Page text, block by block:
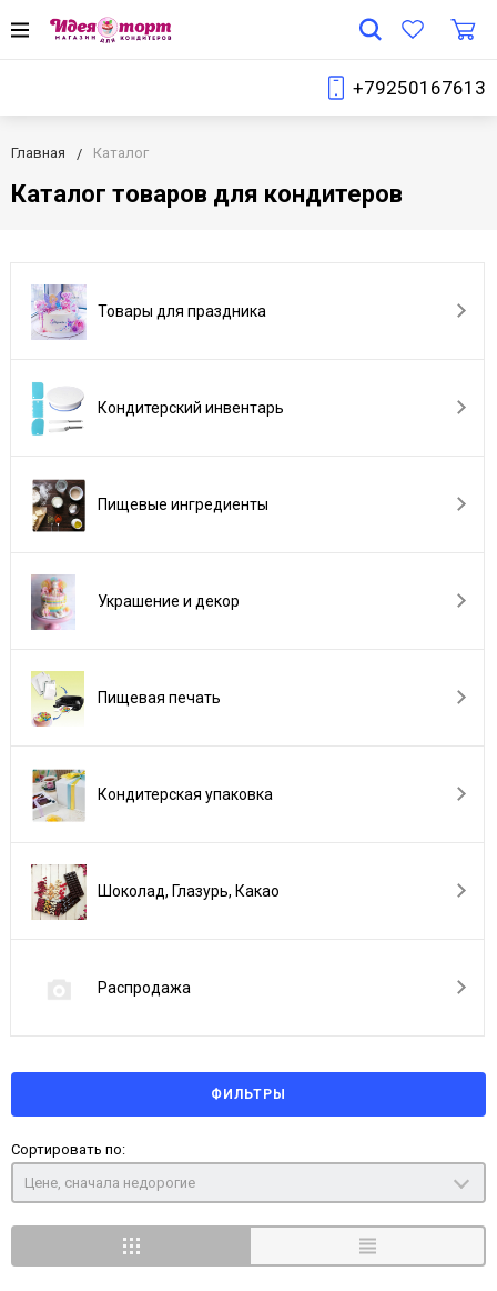
+79250167613
Главная Каталог
Каталог товаров для кондитеров
Товары для праздника
Кондитерский инвентарь
Пищевые ингредиенты
Украшение и декор
Пищевая печать
Кондитерская упаковка
Шоколад, Глазурь, Какао
Распродажа
ФИЛЬТРЫ
Сортировать по:
Цене, сначала недорогие